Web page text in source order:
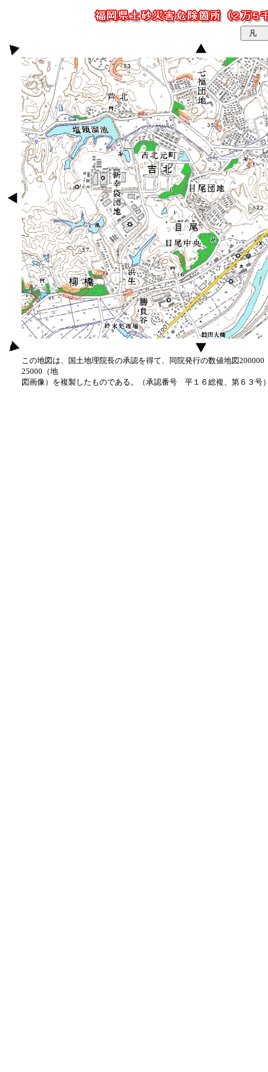
この地図は、国土地理院長の承認を得て、同院発行の数値地図
25000（地
図画像）を複製したものである。（承認番号 平１６総複、第６３号